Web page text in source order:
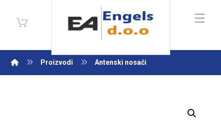
Proizvodi Antenski nosači